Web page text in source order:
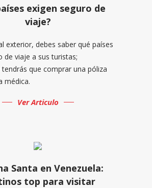
exigen seguro de
viaje?
exterior, debes saber qué países
de viaje a sus turistas;
que comprar una póliza
médica.
Ver Articulo
Santa en Venezuela:
top para visitar